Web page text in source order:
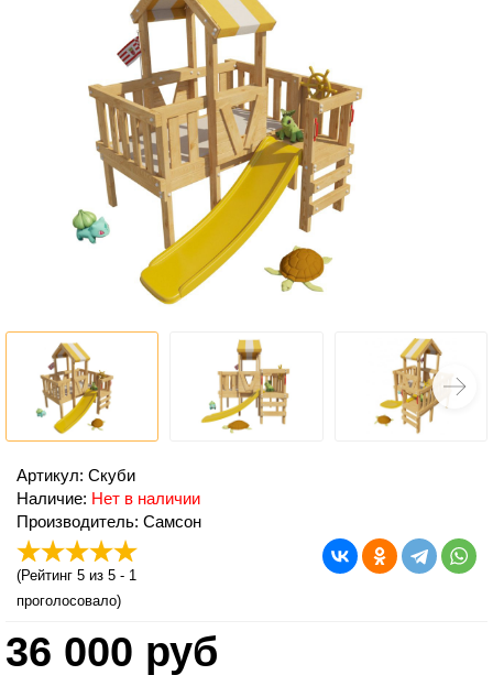
Артикул: Скуби
Наличие: Нет в наличии
Производитель: Самсон
(Рейтинг 5 из 5 - 1
проголосовало)
36 000 руб